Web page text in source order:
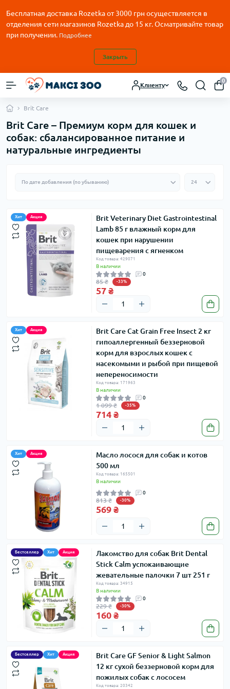
Бесплатная доставка Rozetka от3000 грн осуществляется в
отделения сети магазинов Rozetka до 15 кг. Осматривайте товар
при получении. Подробнее
Закрыть
Клиенту
0
Brit Care
Brit Care – Премиум корм для кошек и
собак: сбалансированное питание и
натуральные ингредиенты
Хит Акция
Brit Veterinary Diet Gastrointestinal
Lamb 85 г влажный корм для
кошек при нарушении
пищеварения с ягненком
Код товара: 429071
В наличии
0
85 ₴ -33%
57 ₴
Хит Акция
Brit Care Cat Grain Free Insect 2 кг
гипоаллергенный беззерновой
корм для взрослых кошек с
насекомыми и рыбой при пищевой
непереносимости
Код товара: 171963
В наличии
0
1 099 ₴ -35%
714 ₴
Хит Акция
Масло лосося для собак и котов
500 мл
Код товара: 165501
В наличии
0
813 ₴ -30%
569 ₴
Бестселлер Хит Акция
Лакомство для собак Brit Dental
Stick Calm успокаивающие
жевательные палочки 7 шт 251 г
Код товара: 34915
В наличии
0
229 ₴ -30%
160 ₴
Бестселлер Хит Акция
Brit Care GF Senior & Light Salmon
12 кг сухой беззерновой корм для
пожилых собак с лососем
Код товара: 20342